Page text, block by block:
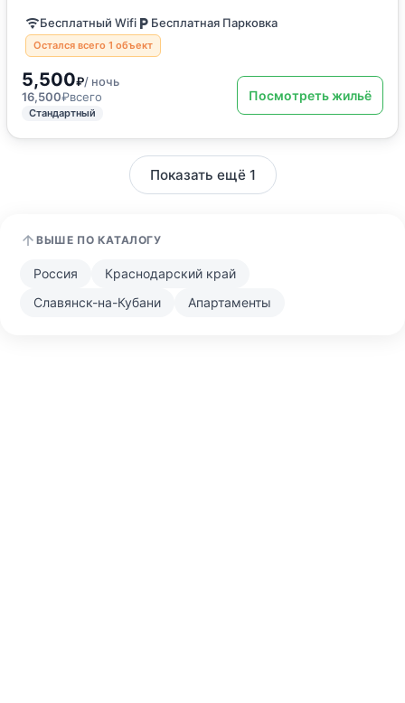
Бесплатный Wifi Бесплатная Парковка
Остался всего 1 объект
5,500₽/ ночь
16,500₽всего
Стандартный
Посмотреть жильё
Показать ещё 1
ВЫШЕ ПО КАТАЛОГУ
Россия
Краснодарский край
Славянск-на-Кубани
Апартаменты